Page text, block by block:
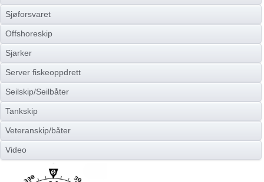
Sjøforsvaret
Offshoreskip
Sjarker
Server fiskeoppdrett
Seilskip/Seilbåter
Tankskip
Veteranskip/båter
Video